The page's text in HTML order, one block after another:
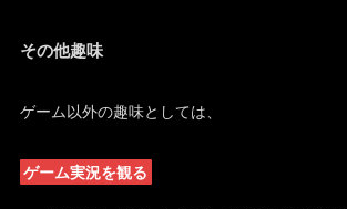
その他趣味
ゲーム以外の趣味としては、
ゲーム実況を観る